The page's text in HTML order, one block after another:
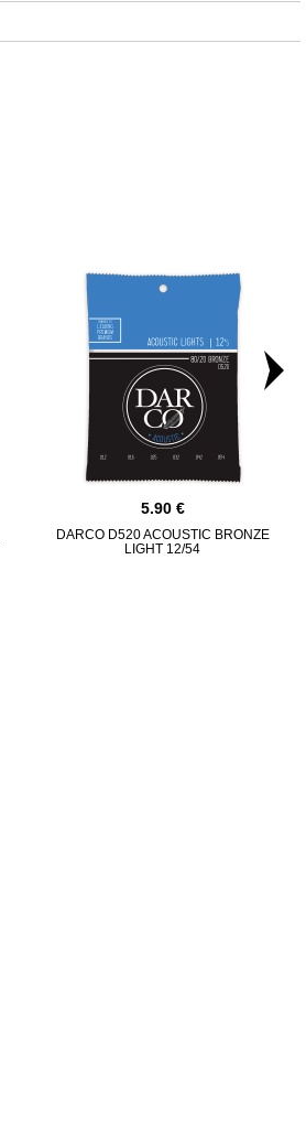
5.90
DARCO D520 ACOUSTIC BRONZE
LIGHT 12/54